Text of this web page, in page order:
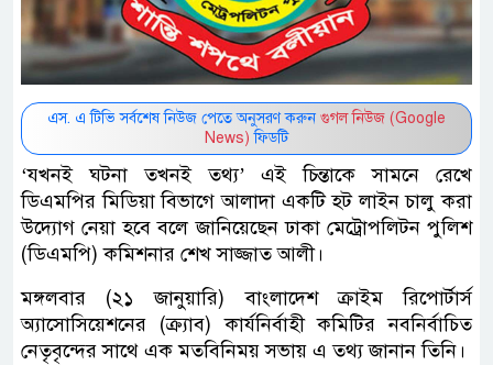
এস. এ টিভি সর্বশেষ নিউজ পেতে অনুসরণ করুন গুগল নিউজ (Google
News) ফিডটি
‘যখনই ঘটনা তখনই তথ্য’ এই চিন্তাকে সামনে রেখে
ডিএমপির মিডিয়া বিভাগে আলাদা একটি হট লাইন চালু করা
উদ্যোগ নেয়া হবে বলে জানিয়েছেন ঢাকা মেট্রোপলিটন পুলিশ
(ডিএমপি) কমিশনার শেখ সাজ্জাত আলী।
মঙ্গলবার (২১ জানুয়ারি) বাংলাদেশ ক্রাইম রিপোর্টার্স
অ্যাসোসিয়েশনের (ক্র্যাব) কার্যনির্বাহী কমিটির নবনির্বাচিত
নেতৃবৃন্দের সাথে এক মতবিনিময় সভায় এ তথ্য জানান তিনি।